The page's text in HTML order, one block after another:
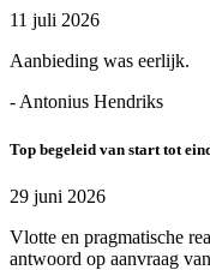
11 juli 2026
Aanbieding was eerlijk.
- Antonius Hendriks
Top begeleid van start tot
29 juni 2026
Vlotte en pragmatische
antwoord op aanvraag